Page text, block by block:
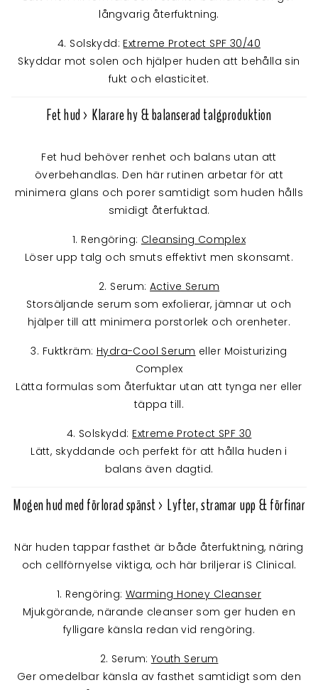
långvarig återfuktning.
4. Solskydd: Extreme Protect SPF 30/40
Skyddar mot solen och hjälper huden att behålla sin
fukt och elasticitet.
Fet hud > Klarare hy & balanserad talgproduktion
Fet hud behöver renhet och balans utan att
överbehandlas. Den här rutinen arbetar för att
minimera glans och porer samtidigt som huden hålls
smidigt återfuktad.
1. Rengöring: Cleansing Complex
Löser upp talg och smuts effektivt men skonsamt.
2. Serum:Active Serum
Storsäljande serum som exfolierar, jämnar ut och
hjälper till att minimera porstorlek och orenheter.
3. Fuktkräm: Hydra-Cool Serum eller Moisturizing
Complex
Lätta formulas som återfuktar utan att tynga ner eller
täppa till.
4. Solskydd: Extreme Protect SPF 30
Lätt, skyddande och perfekt för att hålla huden i
balans även dagtid.
Mogen hud med förlorad spänst > Lyfter, stramar upp & förfinar
När huden tappar fasthet är både återfuktning, näring
och cellförnyelse viktiga, och här briljerar iS Clinical.
1. Rengöring: Warming Honey Cleanser
Mjukgörande, närande cleanser som ger huden en
fylligare känsla redan vid rengöring.
2. Serum: Youth Serum
Ger omedelbar känsla av fasthet samtidigt som den